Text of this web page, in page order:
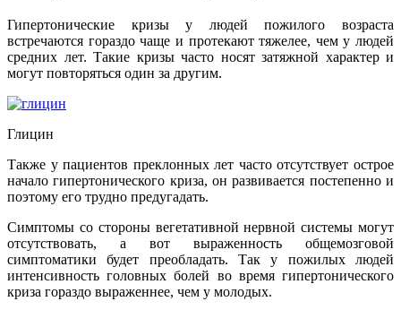
Гипертонические кризы у людей пожилого возраста
встречаются гораздо чаще и протекают тяжелее, чем у людей
средних лет. Такие кризы часто носят затяжной характер и
могут повторяться один за другим.
Глицин
Также у пациентов преклонных лет часто отсутствует острое
начало гипертонического криза, он развивается постепенно и
поэтому его трудно предугадать.
Симптомы со стороны вегетативной нервной системы могут
отсутствовать, а вот выраженность общемозговой
симптоматики будет преобладать. Так у пожилых людей
интенсивность головных болей во время гипертонического
криза гораздо выраженнее, чем у молодых.